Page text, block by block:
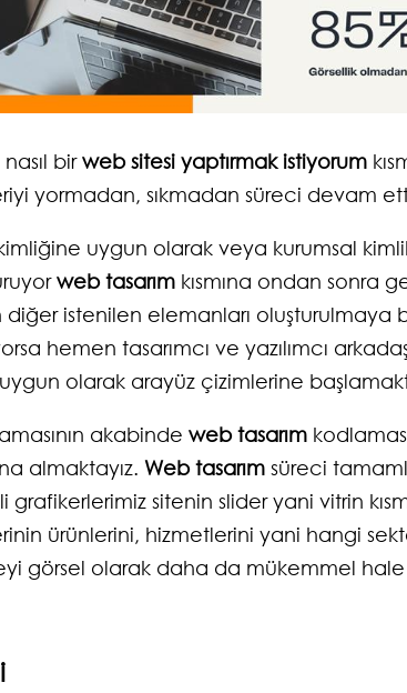
birweb sitesi yaptırmak istiyorum
yormadan, sıkmadan süreci devam
uygun olarak veya kurumsal
web tasarım kısmına ondan sonra
diğer istenilen elemanları oluşturulmaya
hemen tasarımcı ve yazılımcı
olarak arayüz çizimlerine
akabinde web tasarım
almaktayız. Web tasarım süreci
grafikerlerimiz sitenin slider yani vitrin
ürünlerini, hizmetlerini yani hangi
görsel olarak daha da mükemmel